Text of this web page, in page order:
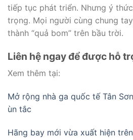
tiếp tục phát triển. Nhưng ý
trọng. Mọi người cùng chung
thành “quả bom” trên bầu trời.
Liên hệ ngay để được hỗ
Xem thêm tại:
Mở rộng nhà ga quốc tế Tân
ùn tắc
Hãng bay mới vừa xuất hiện